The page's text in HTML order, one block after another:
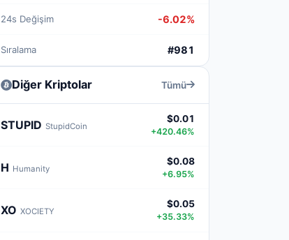
24s Değişim -6.02%
Sıralama #981
Diğer Kriptolar Tümü
STUPID StupidCoin
$0.01
+420.46%
H Humanity
$0.08
+6.95%
XO XOCIETY
$0.05
+35.33%